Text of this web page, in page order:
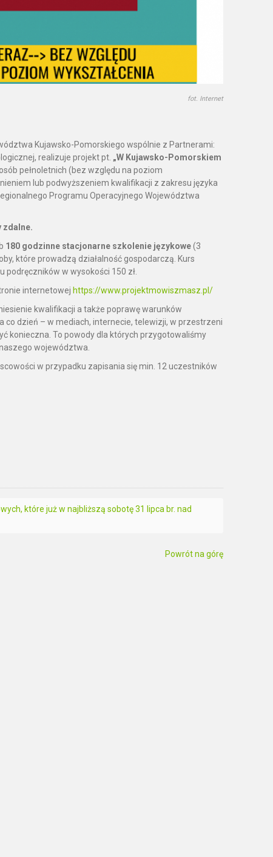
fot. Internet
Kujawsko-Pomorskiego wspólnie z Partnerami:
realizuje projekt pt. „W Kujawsko-Pomorskiem
pełnoletnich (bez względu na poziom
lub podwyższeniem kwalifikacji z zakresu języka
Programu Operacyjnego Województwa
zdalne.
180 godzinne stacjonarne szkolenie językowe(3
które prowadzą działalność gospodarczą. Kurs
w wysokości 150 zł.
internetowej https://www.projektmowiszmasz.pl/
kwalifikacji a także poprawę warunków
dzień – w mediach, internecie, telewizji, w przestrzeni
konieczna. To powody dla których przygotowaliśmy
województwa.
w przypadku zapisania się min. 12 uczestników
które już w najbliższą sobotę 31 lipca br. nad
Powrót na górę